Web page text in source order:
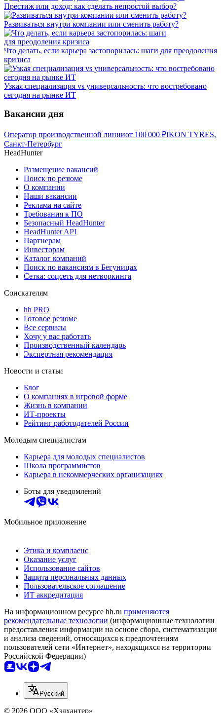
Престиж или доход: как сделать непростой выбор?
Развиваться внутри компании или сменить работу?
Что делать, если карьера застопорилась: шаги для преодоления
кризиса
Узкая специализация vs универсальность: что востребовано
сегодня на рынке ИТ
Вакансии дня
Оператор производственной линииот 100 000 ₽IKON TYRES,
Санкт-Петербург
HeadHunter
Размещение вакансий
Поиск по резюме
О компании
Наши вакансии
Реклама на сайте
Требования к ПО
Безопасный HeadHunter
HeadHunter API
Партнерам
Инвесторам
Каталог компаний
Поиск по вакансиям в Бегуницах
Сетка: соцсеть для нетворкинга
Соискателям
hh PRO
Готовое резюме
Все сервисы
Хочу у вас работать
Производственный календарь
Экспертная рекомендация
Новости и статьи
Блог
О компаниях в игровой форме
Жизнь в компании
ИТ-проекты
Рейтинг работодателей России
Молодым специалистам
Карьера для молодых специалистов
Школа программистов
Карьера в некоммерческих организациях
Боты для уведомлений
Мобильное приложение
Этика и комплаенс
Оказание услуг
Использование сайтов
Защита персональных данных
Пользовательское соглашение
ИТ аккредитация
На информационном ресурсе hh.ru применяются
рекомендательные технологии (информационные технологии
предоставления информации на основе сбора, систематизации
и анализа сведений, относящихся к предпочтениям
пользователей сети «Интернет», находящихся на территории
Российской Федерации)
Русский
© 2026 ООО «Хэдхантер»